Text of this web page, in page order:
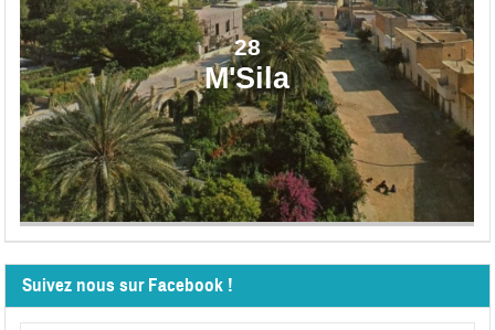
28
M'Sila
Suivez nous sur Facebook !